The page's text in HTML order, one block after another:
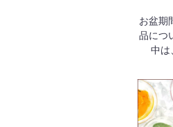
お盆期
品につ
中は